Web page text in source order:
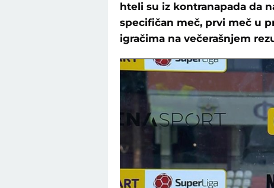
hteli su iz kontranapada da
specifičan meč, prvi meč u
igračima na večerašnjem